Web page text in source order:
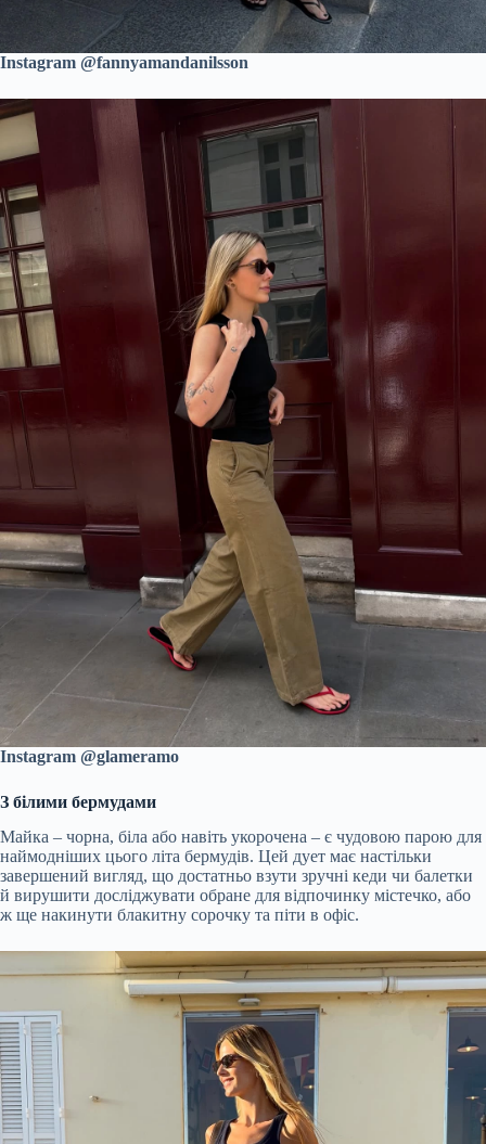
Instagram @fannyamandanilsson
Instagram @glameramo
З білими бермудами
Майка – чорна, біла або навіть укорочена – є чудовою парою для
наймодніших цього літа бермудів. Цей дует має настільки
завершений вигляд, що достатньо взути зручні кеди чи балетки
й вирушити досліджувати обране для відпочинку містечко, або
ж ще накинути блакитну сорочку та піти в офіс.